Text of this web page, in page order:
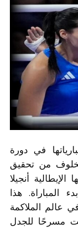
في دورة
مخلوف من تحقيق
أنجيلا
من بدء المباراة. هذا
عالم الملاكمة
مسرحًا للجدل